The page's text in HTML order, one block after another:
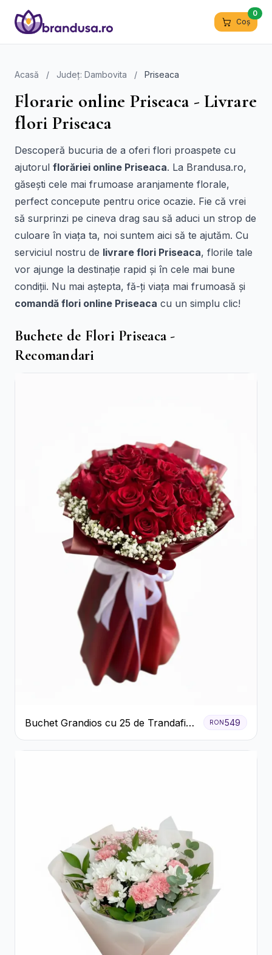
Coș
0
Acasă / Județ: Dambovita / Priseaca
Florarie online Priseaca - Livrare
flori Priseaca
Descoperă bucuria de a oferi flori proaspete cu
ajutorul florăriei online Priseaca. La Brandusa.ro,
găsești cele mai frumoase aranjamente florale,
perfect concepute pentru orice ocazie. Fie că vrei
să surprinzi pe cineva drag sau să aduci un strop de
culoare în viața ta, noi suntem aici să te ajutăm. Cu
serviciul nostru de livrare flori Priseaca, florile tale
vor ajunge la destinație rapid și în cele mai bune
condiții. Nu mai aștepta, fă-ți viața mai frumoasă și
comandă flori online Priseaca cu un simplu clic!
Buchete de Flori Priseaca -
Recomandari
Buchet Grandios cu 25 de Trandafiri
Roșii
RON549